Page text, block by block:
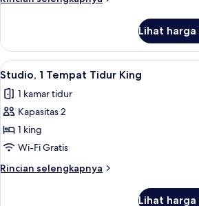
Kamar
Double
Keluarga
Lihat
Lihat
semua
foto
untuk
Studio,
1
Tempat
Tidur
Studio, 1
4
Studio, 1 Tempat Tidur King
1 kamar tidur
Kapasitas 2
1 king
Wi-Fi Gratis
Rincian selengkapnya
Rincian
Lihat